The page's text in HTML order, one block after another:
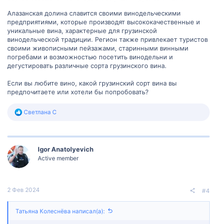
Алазанская долина славится своими винодельческими
предприятиями, которые производят высококачественные и
уникальные вина, характерные для грузинской
винодельческой традиции. Регион также привлекает туристов
своими живописными пейзажами, старинными винными
погребами и возможностью посетить винодельни и
дегустировать различные сорта грузинского вина.
Если вы любите вино, какой грузинский сорт вина вы
предпочитаете или хотели бы попробовать?
Р
к
и
и
:
Светлана С
Igor Anatolyevich
Active member
2 Фев 2024 #4
Татьяна Колеснёва написал(а):